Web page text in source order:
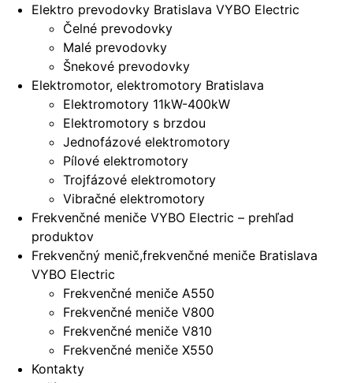
Elektro prevodovky Bratislava VYBO Electric
Čelné prevodovky
Malé prevodovky
Šnekové prevodovky
Elektromotor, elektromotory Bratislava
Elektromotory 11kW-400kW
Elektromotory s brzdou
Jednofázové elektromotory
Pílové elektromotory
Trojfázové elektromotory
Vibračné elektromotory
Frekvenčné meniče VYBO Electric – prehľad
produktov
Frekvenčný menič,frekvenčné meniče Bratislava
VYBO Electric
Frekvenčné meniče A550
Frekvenčné meniče V800
Frekvenčné meniče V810
Frekvenčné meniče X550
Kontakty